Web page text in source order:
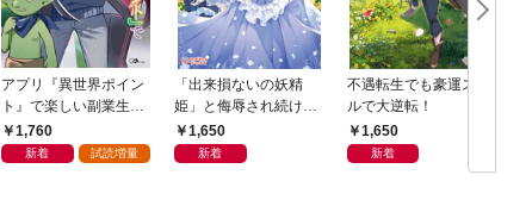
アプリ『異世界ポイン
ト』で楽しい副業生
活 〜貯めたポイント
は現実でお金や様々な
1,760
新着 試読増量
「出来損ないの妖精
姫」と侮辱され続けた
私1,650
新着
不遇転生でも豪運スキ
ルで大逆転！
1,650
新着